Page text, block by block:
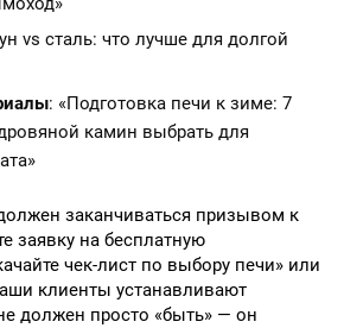
vs сталь: что лучше для долгой
: «Подготовка печи к зиме: 7
камин выбрать для
заканчиваться призывом к
заявку на бесплатную
чек-лист по выбору печи» или
клиенты устанавливают
должен просто «быть» — он